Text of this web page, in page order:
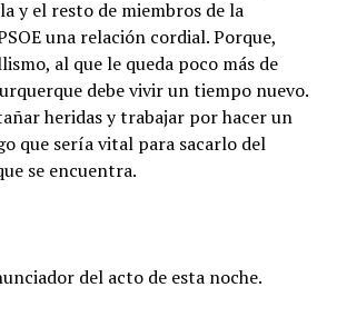
y el resto de miembros de la
una relación cordial. Porque,
al que le queda poco más de
debe vivir un tiempo nuevo.
heridas y trabajar por hacer un
que sería vital para sacarlo del
se encuentra.
del acto de esta noche.